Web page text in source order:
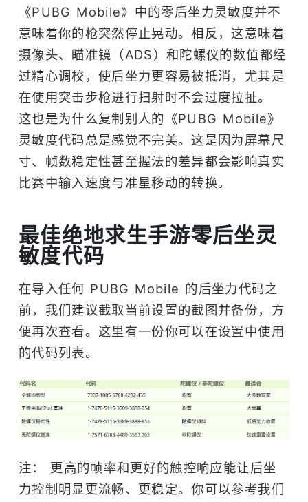
《PUBG Mobile》中的零后坐力灵敏度并不
意味着你的枪突然停止晃动。相反，这意味着
摄像头、瞄准镜（ADS）和陀螺仪的数值都经
过精心调校，使后坐力更容易被抵消，尤其是
在使用突击步枪进行扫射时不会过度拉扯。
这也是为什么复制别人的《PUBG Mobile》
灵敏度代码总是感觉不完美。这是因为屏幕尺
寸、帧数稳定性甚至握法的差异都会影响真实
比赛中输入速度与准星移动的转换。
最佳绝地求生手游零后坐灵
敏度代码
在导入任何 PUBG Mobile 的后坐力代码之
前，我们建议截取当前设置的截图并备份，方
便再次查看。这里有一份你可以在设置中使用
的代码列表。
注： 更高的帧率和更好的触控响应能让后坐
力控制明显更流畅、更稳定。你可以参考我们